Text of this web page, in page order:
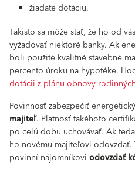
žiadate dotáciu.
Takisto sa môže stať, že ho od
vyžadovať niektoré banky. Ak
boli použité kvalitné stavebné
percento úroku na hypotéke.
dotácii z plánu obnovy
Povinnosť zabezpečiť
majiteľ. Platnosť takéhoto
po celú dobu uchovávať. Ak
ho novému majiteľovi odovzdať.
povinní nájomníkovi odovzdať